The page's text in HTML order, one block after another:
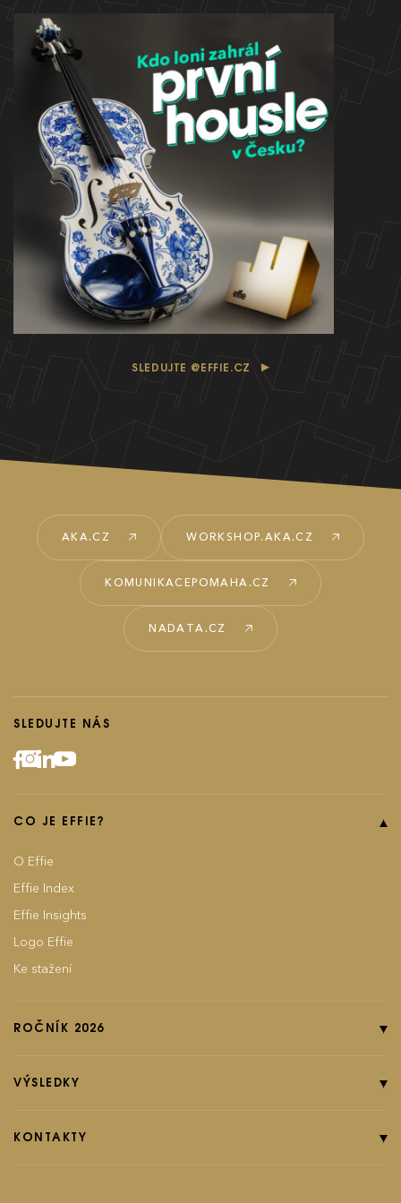
Ročník 2022
Ročník 2021
Ročník 2020
Ročník 2019
Ročník 2018
Ročník 2017
KONTAKTY
SLEDUJTE @EFFIE.CZ
AKA.CZ WORKSHOP.AKA.CZ
KOMUNIKACEPOMAHA.CZ
NADATA.CZ
SLEDUJTE NÁS
CO JE EFFIE?
O Effie
Effie Index
Effie Insights
Logo Effie
Ke stažení
ROČNÍK 2026
Pravidla soutěže
Poplatky
VÝSLEDKY
Ročník 2024
KONTAKTY